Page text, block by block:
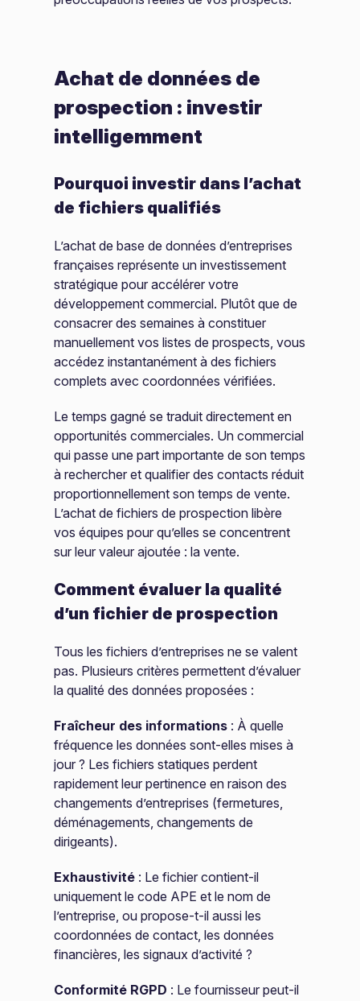
Achat de données de
prospection : investir
intelligemment
Pourquoi investir dans l’achat
de fichiers qualifiés
L’achat de base de données d’entreprises
françaises représente un investissement
stratégique pour accélérer votre
développement commercial. Plutôt que de
consacrer des semaines à constituer
manuellement vos listes de prospects, vous
accédez instantanément à des fichiers
complets avec coordonnées vérifiées.
Le temps gagné se traduit directement en
opportunités commerciales. Un commercial
qui passe une part importante de son temps
à rechercher et qualifier des contacts réduit
proportionnellement son temps de vente.
L’achat de fichiers de prospection libère
vos équipes pour qu’elles se concentrent
sur leur valeur ajoutée : la vente.
Comment évaluer la qualité
d’un fichier de prospection
Tous les fichiers d’entreprises ne se valent
pas. Plusieurs critères permettent d’évaluer
la qualité des données proposées :
Fraîcheur des informations : À quelle
fréquence les données sont-elles mises à
jour ? Les fichiers statiques perdent
rapidement leur pertinence en raison des
changements d’entreprises (fermetures,
déménagements, changements de
dirigeants).
Exhaustivité : Le fichier contient-il
uniquement le code APE et le nom de
l’entreprise, ou propose-t-il aussi les
coordonnées de contact, les données
financières, les signaux d’activité ?
Conformité RGPD : Le fournisseur peut-il